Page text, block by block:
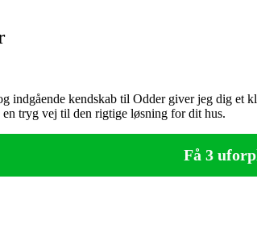
indgående kendskab til Odder giver jeg dig
tryg vej til den rigtige løsning for dit hus.
Få 3